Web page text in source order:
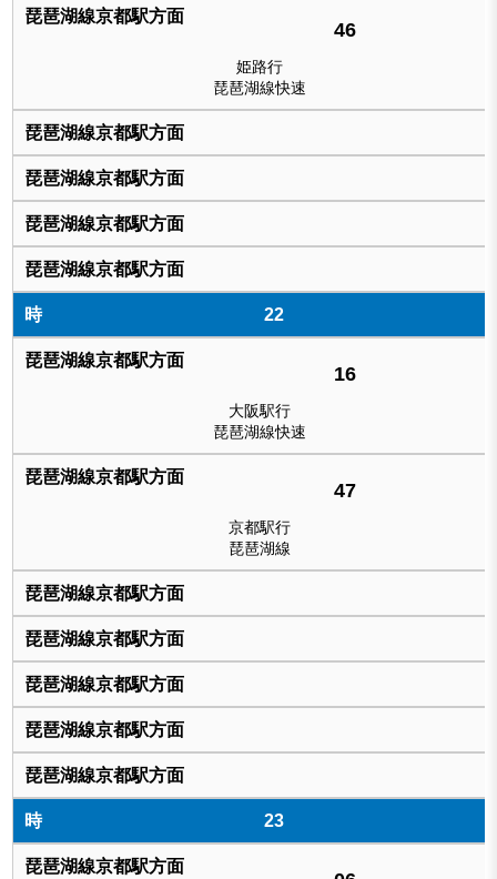
46
姫路行
琵琶湖線快速
22
16
大阪駅行
琵琶湖線快速
47
京都駅行
琵琶湖線
23